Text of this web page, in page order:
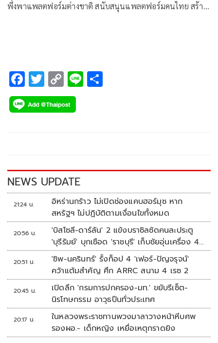
พึ่งพาแพลตฟอร์มต่างชาติ สนับสนุนแพลตฟอร์มคนไทย สร้าง
F
ac
e
k
T
wi
tt
C
o
p
k
Li
NEWS UPDATE
21:24 น.
อิหร่านกร้าว ไม่เปิดช่องแคบฮอร์มุซ หาก
สหรัฐฯ ไม่ปฏิบัติตามเงื่อนไขทั้งหมด
20:56 น.
'บิสโซลี-ดาร์ลัน' 2 แข้งบราซิลซัดคนละประตู
'บุรีรัมย์' บุกเชือด 'ราชบุรี' เก็บชัยอุ่นเครื่อง 4
นัดรวด
20:51 น.
'ชิพ-นครินทร์' รั้งท็อป 4 'เฟอร์-ปัญจรุจน์'
คว้าแต้มสำคัญ ศึก ARRC สนาม 4 เรซ 2
20:45 น.
เปิดลึก 'กรมการปกครอง-มท.' ขยับรีเซ็ต-
นิรโทษกรรม อาวุธปืนทั่วประเทศ
20:17 น.
ในหลวงพระราชทานพวงมาลาวางหน้าหีบศพ
รองผอ.- เด็กหญิง เหยื่อเหตุกราดยิง